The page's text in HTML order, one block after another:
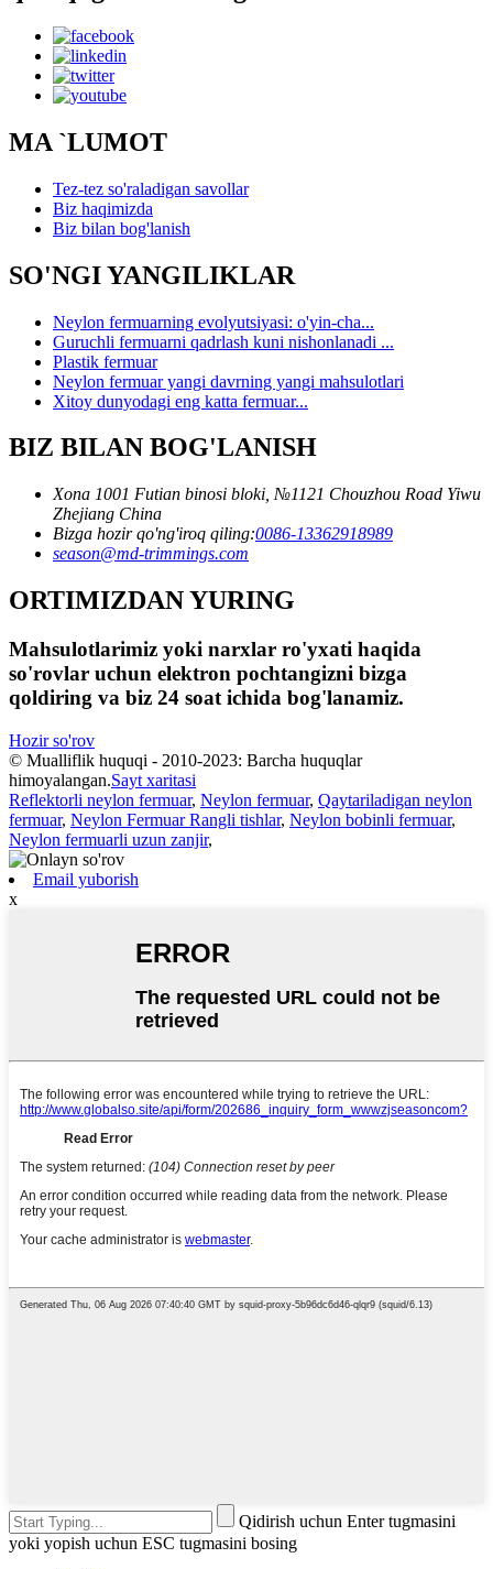
MA `LUMOT
Tez-tez so'raladigan savollar
Biz haqimizda
Biz bilan bog'lanish
SO'NGI YANGILIKLAR
Neylon fermuarning evolyutsiyasi: o'yin-cha...
Guruchli fermuarni qadrlash kuni nishonlanadi ...
Plastik fermuar
Neylon fermuar yangi davrning yangi mahsulotlari
Xitoy dunyodagi eng katta fermuar...
BIZ BILAN BOG'LANISH
Xona 1001 Futian binosi bloki, №1121 Chouzhou Road Yiwu
Zhejiang China
Bizga hozir qo'ng'iroq qiling:0086-13362918989
season@md-trimmings.com
ORTIMIZDAN YURING
Mahsulotlarimiz yoki narxlar ro'yxati haqida
so'rovlar uchun elektron pochtangizni bizga
qoldiring va biz 24 soat ichida bog'lanamiz.
Hozir so'rov
© Mualliflik huquqi - 2010-2023: Barcha huquqlar
himoyalangan.Sayt xaritasi
Reflektorli neylon fermuar, Neylon fermuar, Qaytariladigan neylon
fermuar, Neylon Fermuar Rangli tishlar, Neylon bobinli fermuar,
Neylon fermuarli uzun zanjir,
Email yuborish
x
Qidirish uchun Enter tugmasini
yoki yopish uchun ESC tugmasini bosing